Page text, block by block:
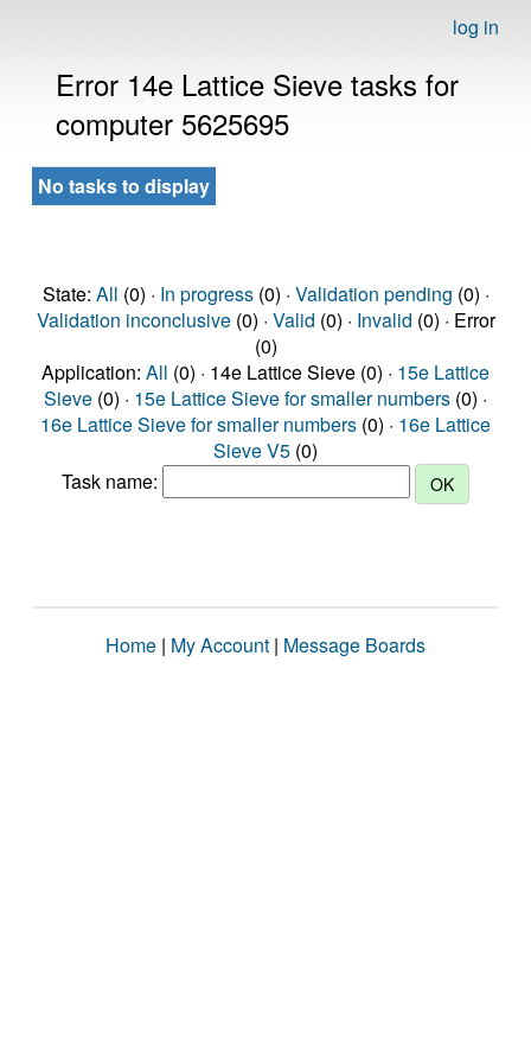
log in
Error 14e Lattice Sieve tasks for
computer 5625695
No tasks to display
State: All (0) · In progress(0) · Validation pending (0) ·
Validation inconclusive(0) · Valid (0) · Invalid (0) · Error
(0)
Application: All (0) · 14e Lattice Sieve (0) · 15e Lattice
Sieve (0) · 15e Lattice Sieve for smaller numbers (0) ·
16e Lattice Sieve for smaller numbers (0) · 16e Lattice
Sieve V5 (0)
Task name:
Home | My Account | Message Boards